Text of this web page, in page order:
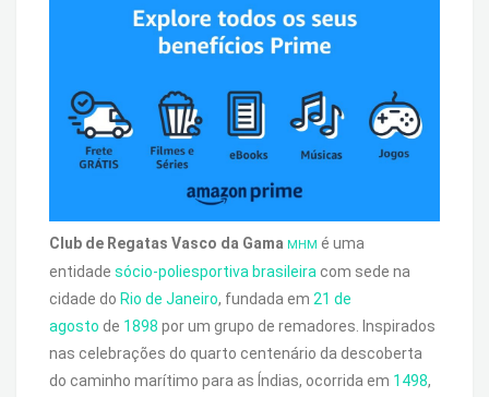
Club de Regatas Vasco da Gama MHM é uma
entidade sócio-poliesportiva brasileira com sede na
cidade do Rio de Janeiro, fundada em 21 de
agosto de 1898 por um grupo de remadores. Inspirados
nas celebrações do quarto centenário da descoberta
do caminho marítimo para as Índias, ocorrida em 1498,